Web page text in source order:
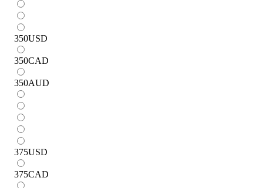
350USD
350CAD
350AUD
375USD
375CAD